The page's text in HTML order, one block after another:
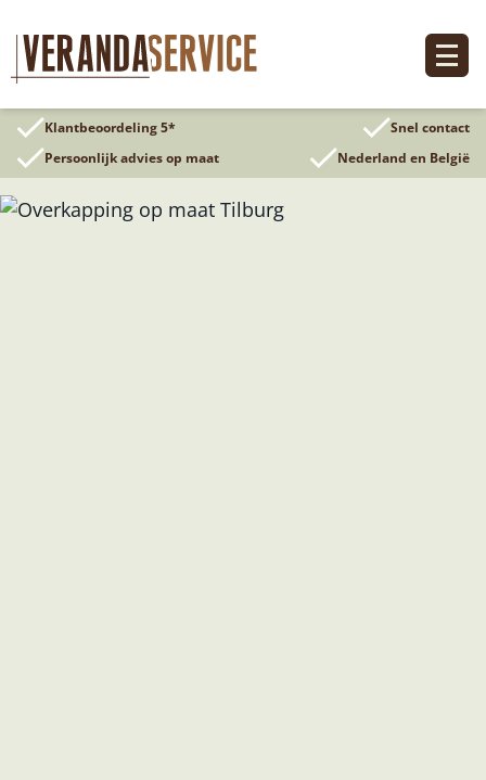
naar
de
Klantbeoordeling 5*
Snel contact
Persoonlijk advies op maat
Nederland en België